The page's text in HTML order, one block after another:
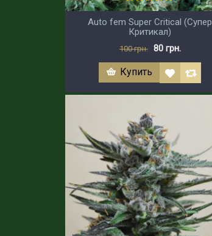
Auto fem Super Critical (Супер
Критикал)
100 грн. 80 грн.
Купить